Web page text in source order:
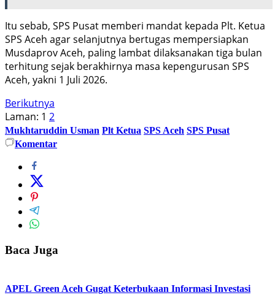
Itu sebab, SPS Pusat memberi mandat kepada Plt. Ketua
SPS Aceh agar selanjutnya bertugas mempersiapkan
Musdaprov Aceh, paling lambat dilaksanakan tiga bulan
terhitung sejak berakhirnya masa kepengurusan SPS
Aceh, yakni 1 Juli 2026.
Berikutnya
Laman: 1 2
Mukhtaruddin Usman Plt Ketua SPS Aceh SPS Pusat
Komentar
Baca Juga
APEL Green Aceh Gugat Keterbukaan Informasi Investasi